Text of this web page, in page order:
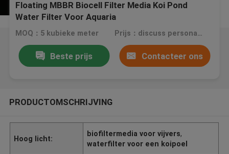
Floating MBBR Biocell Filter Media Koi Pond
Water Filter Voor Aquaria
MOQ：5 kubieke meter Prijs：discuss personally
Beste prijs Contacteer ons
PRODUCTOMSCHRIJVING
Hoog licht:
biofiltermedia voor vijvers,
waterfilter voor een koipoel